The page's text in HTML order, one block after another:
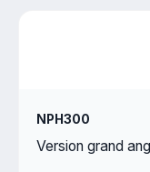
NPH300
Version grand